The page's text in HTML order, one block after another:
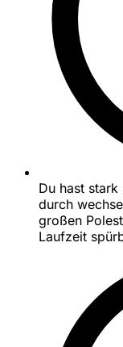
Du hast
durch
großen
Laufzeit